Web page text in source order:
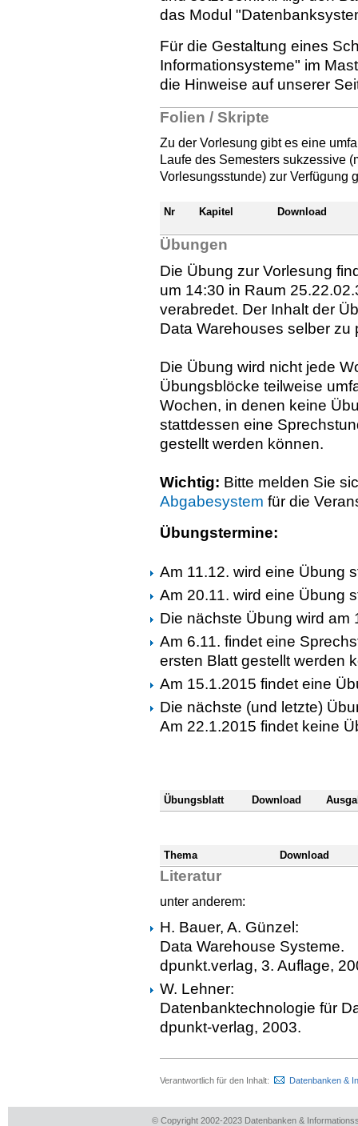
das Modul
Für die Gestaltung eines
Informationsysteme" im
die Hinweise auf unserer
Folien / Skripte
Zu der Vorlesung gibt es eine
Laufe des Semesters sukzessive
Vorlesungsstunde) zur Verfügung
Nr Kapitel Download
Übungen
Die Übung zur Vorlesung
um 14:30 in Raum
verabredet. Der Inhalt der
Data Warehouses selber
Die Übung wird nicht jede
Übungsblöcke teilweise
Wochen, in denen keine
stattdessen eine
gestellt werden können.
Wichtig: Bitte melden Sie
Abgabesystem für die
Übungstermine:
Am 11.12. wird eine Übung
Am 20.11. wird eine Übung
Die nächste Übung wird am
Am 6.11. findet eine
ersten Blatt gestellt werden
Am 15.1.2015 findet eine
Die nächste (und letzte)
Am 22.1.2015 findet keine
Übungsblatt Download
Thema Download
Literatur
unter anderem:
H. Bauer, A. Günzel:
Data Warehouse Systeme.
dpunkt.verlag, 3. Auflage,
W. Lehner:
Datenbanktechnologie für
dpunkt-verlag, 2003.
Verantwortlich für den Inhalt: Datenbanken &
© Copyright 2002-2023 Datenbanken &